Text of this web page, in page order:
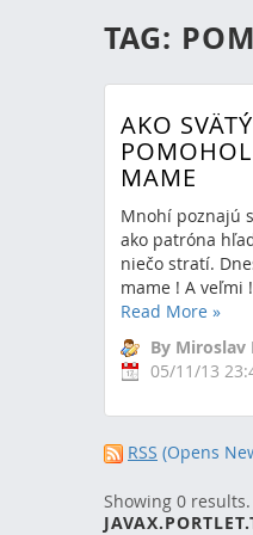
TAG:
AKO
POMOHOL
MAME
Mnohí poznajú
ako patróna
niečo stratí.
mame ! A veľmi !
Read More »
By Miroslav
05/11/13
RSS (Opens
Showing 0 results.